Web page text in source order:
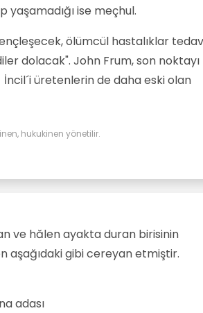
yaşamadığı ise meçhul.
ölümcül hastalıklar
dolacak". John Frum, son noktayı
üretenlerin de daha eski olan
hukukinen yönetilir.
ve hălen ayakta duran birisinin
aşağıdaki gibi cereyan etmiştir.
adası